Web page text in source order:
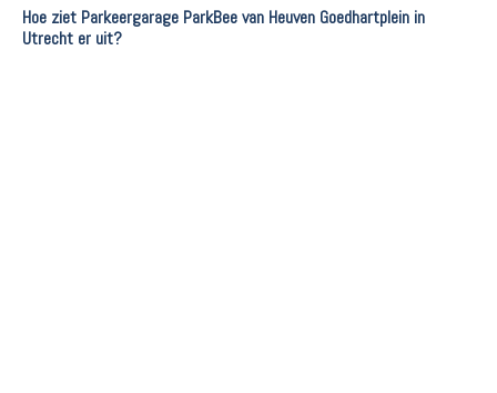
Hoe ziet Parkeergarage ParkBee van Heuven Goedhartplein in
Utrecht er uit?